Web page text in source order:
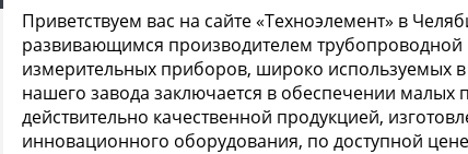
Приветствуем вас на сайте «Техноэлемент» в
развивающимся производителем
измерительных приборов, широко используемых
нашего завода заключается в обеспечении
действительно качественной продукцией,
инновационного оборудования, по доступной